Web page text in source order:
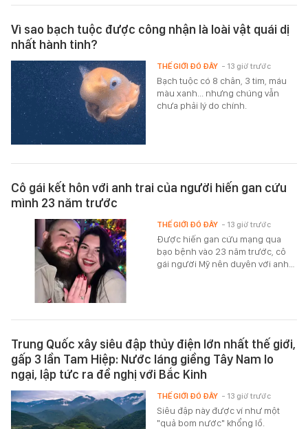
Vì sao bạch tuộc được công nhận là loài vật quái dị
nhất hành tinh?
Bạch tuộc có 8 chân, 3 tim, máu
màu xanh... nhưng chúng vẫn
chưa phải lý do chính.
THẾ GIỚI ĐÓ ĐÂY - 13 giờ trước
Cô gái kết hôn với anh trai của người hiến gan cứu
mình 23 năm trước
Được hiến gan cứu mạng qua
bạo bệnh vào 23 năm trước, cô
gái người Mỹ nên duyên với anh…
THẾ GIỚI ĐÓ ĐÂY - 13 giờ trước
Trung Quốc xây siêu đập thủy điện lớn nhất thế giới,
gấp 3 lần Tam Hiệp: Nước láng giềng Tây Nam lo
ngại, lập tức ra đề nghị với Bắc Kinh
Siêu đập này được ví như một
"quả bom nước" khổng lồ.
THẾ GIỚI ĐÓ ĐÂY - 13 giờ trước